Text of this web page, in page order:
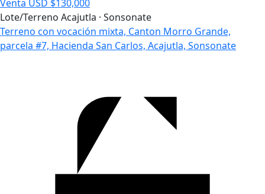
Venta USD $130,000
Lote/Terreno Acajutla · Sonsonate
Terreno con vocación mixta, Canton Morro Grande,
parcela #7, Hacienda San Carlos, Acajutla, Sonsonate